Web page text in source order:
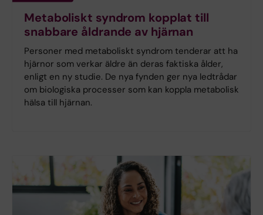
Metaboliskt syndrom kopplat till
snabbare åldrande av hjärnan
Personer med metaboliskt syndrom tenderar att ha
hjärnor som verkar äldre än deras faktiska ålder,
enligt en ny studie. De nya fynden ger nya ledtrådar
om biologiska processer som kan koppla metabolisk
hälsa till hjärnan.